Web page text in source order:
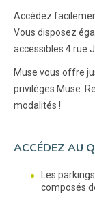
Accédez
Vous disposez
accessibles 4 rue
Muse vous offre
privilèges Muse.
modalités !
ACCÉDEZ AU
Les
composés